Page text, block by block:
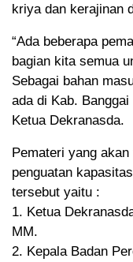
kriya dan kerajinan
“Ada beberapa
bagian kita semua
Sebagai bahan
ada di Kab.
Ketua Dekranasda.
Pemateri yang
penguatan
tersebut yaitu :
1. Ketua
MM.
2. ⁠Kepala Badan